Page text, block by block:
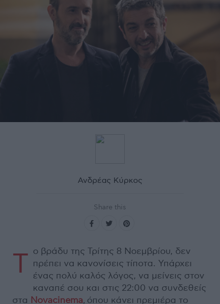
Ανδρέας Κύρκος
Share this
Τ ο βράδυ της Τρίτης 8 Νοεμβρίου, δεν
πρέπει να κανονίσεις τίποτα. Υπάρχει
ένας πολύ καλός λόγος, να μείνεις στον
καναπέ σου και στις 22:00 να συνδεθείς
στα Novacinema, όπου κάνει πρεμιέρα το